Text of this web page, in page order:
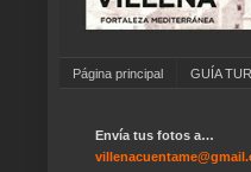
Página principal GUÍA
Envía tus fotos a…